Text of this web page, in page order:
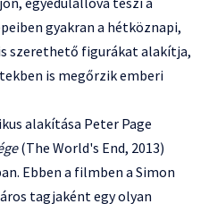
gyakran a hétköznapi,
szerethető figurákat alakítja,
is megőrzik emberi
alakítása Peter Page
(The World's End, 2013)
Ebben a filmben a Simon
tagjaként egy olyan